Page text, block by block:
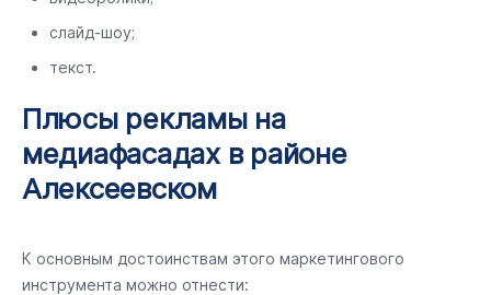
слайд-шоу;
текст.
Плюсы рекламы на
медиафасадах в районе
Алексеевском
К основным достоинствам этого маркетингового
инструмента можно отнести: